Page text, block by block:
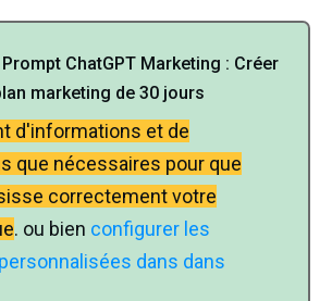
Prompt ChatGPT Marketing : Créer
marketing de 30 jours
d'informations et de
que nécessaires pour que
correctement votre
. ou bien configurer les
dans dans